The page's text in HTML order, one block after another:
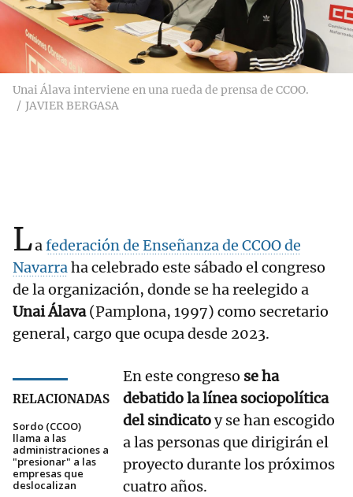
Unai Álava interviene en una rueda de prensa de CCOO.
JAVIER BERGASA
Lafederación de Enseñanza de CCOO de
Navarraha celebrado este sábado el congreso
de la organización, donde se ha reelegido a
Unai Álava(Pamplona, 1997) como secretario
general, cargo que ocupa desde 2023.
RELACIONADAS
Sordo (CCOO)
llama a las
administraciones a
"presionar" a las
empresas que
deslocalizan
En este congreso se ha
debatido la línea sociopolítica
del sindicatoy se han escogido
a las personas que dirigirán el
proyecto durante los próximos
cuatro años.